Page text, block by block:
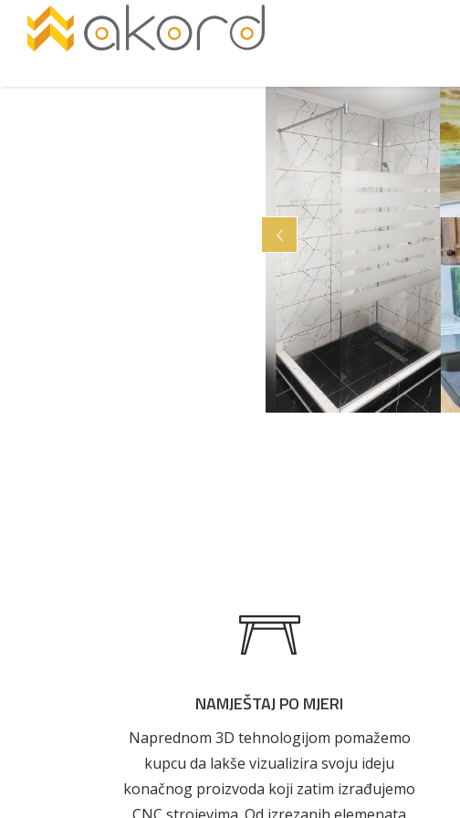
NAMJEŠTAJ PO MJERI
Naprednom 3D tehnologijom pomažemo
kupcu da lakše vizualizira svoju ideju
konačnog proizvoda koji zatim izrađujemo